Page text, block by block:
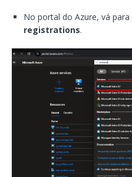
No portal do Azure, vá para
registrations.